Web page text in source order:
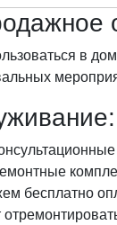
в
бесплатно